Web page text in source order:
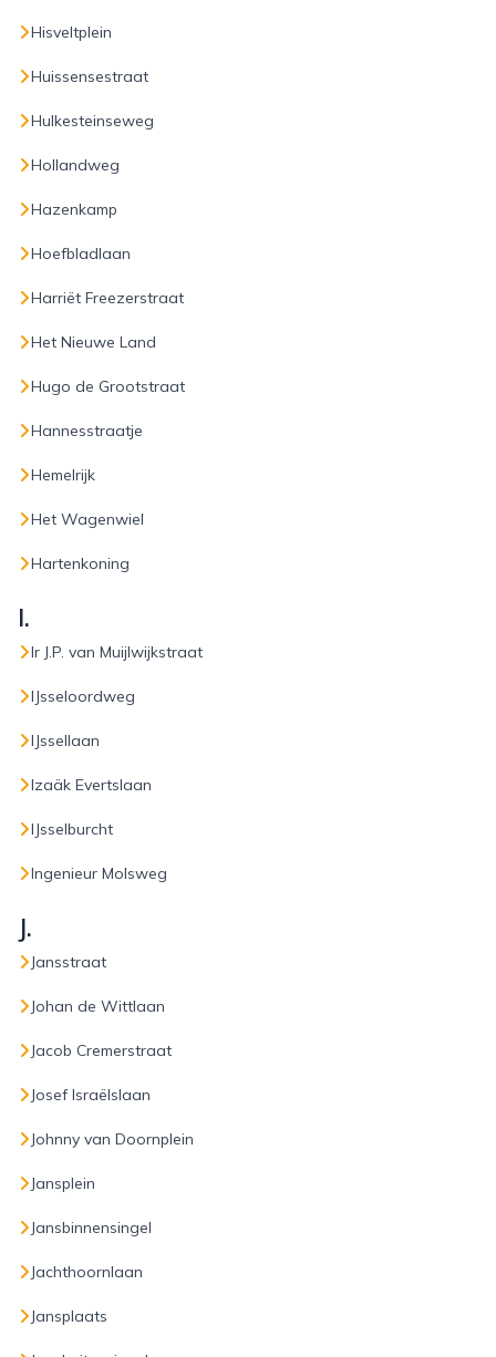
Hisveltplein
Huissensestraat
Hulkesteinseweg
Hollandweg
Hazenkamp
Hoefbladlaan
Harriët Freezerstraat
Het Nieuwe Land
Hugo de Grootstraat
Hannesstraatje
Hemelrijk
Het Wagenwiel
Hartenkoning
I.
Ir J.P. van Muijlwijkstraat
IJsseloordweg
IJssellaan
Izaäk Evertslaan
IJsselburcht
Ingenieur Molsweg
J.
Jansstraat
Johan de Wittlaan
Jacob Cremerstraat
Josef Israëlslaan
Johnny van Doornplein
Jansplein
Jansbinnensingel
Jachthoornlaan
Jansplaats